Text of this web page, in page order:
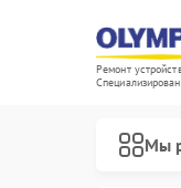
Ремонт
Мы